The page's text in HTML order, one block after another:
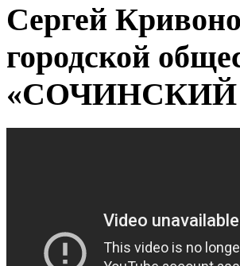
Сергей
городской